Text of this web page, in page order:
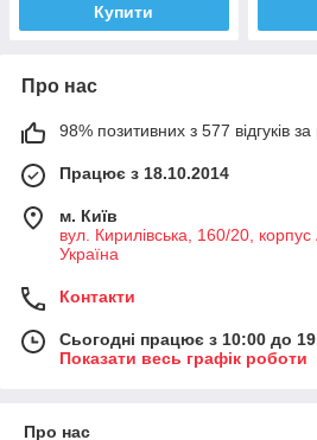
Купити
Про нас
98% позитивних з 577 відгуків за
Працює з 18.10.2014
м. Київ
вул. Кирилівська, 160/20, корпус
Україна
Контакти
Сьогодні працює з 10:00 до
Показати весь графік роботи
Про нас